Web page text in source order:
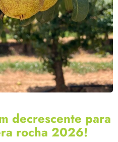
decrescente para
rocha 2026!